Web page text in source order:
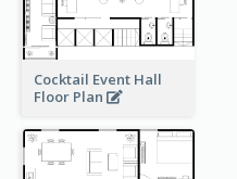
Cocktail Event Hall
Floor Plan